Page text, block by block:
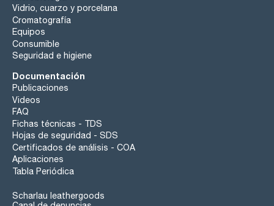
Vidrio, cuarzo y porcelana
Cromatografía
Equipos
Consumible
Seguridad e higiene
Documentación
Publicaciones
Videos
FAQ
Fichas técnicas - TDS
Hojas de seguridad - SDS
Certificados de análisis - COA
Aplicaciones
Tabla Periódica
Scharlau leathergoods